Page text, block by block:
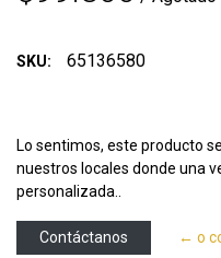
SKU: 65136580
Lo sentimos, este producto
nuestros locales donde una
personalizada..
Contáctanos ← o